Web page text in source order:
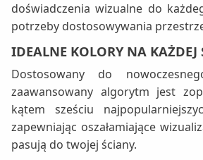
doświadczenia wizualne do
potrzeby dostosowywania
IDEALNE KOLORY NA KAŻDEJ
Dostosowany do
zaawansowany algorytm jest
kątem sześciu
zapewniając oszałamiające
pasują do twojej ściany.